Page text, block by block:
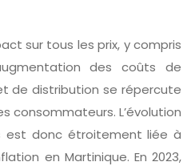
sur tous les prix, y compris
des coûts de
de distribution se répercute
consommateurs. L’évolution
donc étroitement liée à
en Martinique. En 2023,